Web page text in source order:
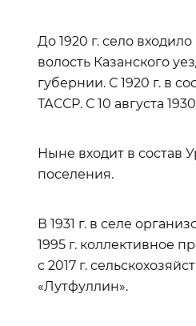
До 1920 г. село
волость Казанского
губернии. С 1920 г. в
ТАССР. С 10 августа 1930
Ныне входит в состав
поселения.
В 1931 г. в селе
1995 г. коллективное
с 2017 г.
«Лутфуллин».